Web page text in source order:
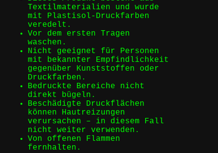
Textilmaterialien und wurde
mit Plastisol-Druckfarben
veredelt.
Vor dem ersten Tragen
waschen.
Nicht geeignet für Personen
mit bekannter Empfindlichkeit
gegenüber Kunststoffen oder
Druckfarben.
Bedruckte Bereiche nicht
direkt bügeln.
Beschädigte Druckflächen
können Hautreizungen
verursachen – in diesem Fall
nicht weiter verwenden.
Von offenen Flammen
fernhalten.